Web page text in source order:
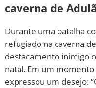
caverna de
Durante uma batalha
refugiado na caverna
destacamento inimigo
natal. Em um momento
expressou um desejo: